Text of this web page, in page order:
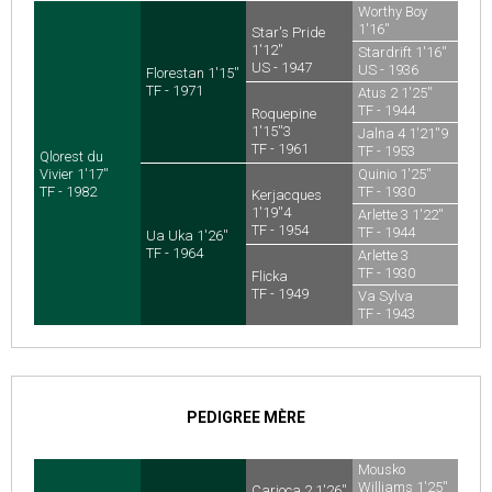
Qlorest du
Vivier 1'17''
TF - 1982
Florestan 1'15''
TF - 1971
Ua Uka 1'26''
TF - 1964
Star's Pride
1'12''
US - 1947
Roquepine
1'15''3
TF - 1961
Kerjacques
1'19''4
TF - 1954
Flicka
TF - 1949
Worthy Boy
1'16''
US - 1940
Stardrift 1'16''
US - 1936
Atus 2 1'25''
TF - 1944
Jalna 4 1'21''9
TF - 1953
Quinio 1'25''
TF - 1930
Arlette 3 1'22''
TF - 1944
Arlette 3
TF - 1930
Va Sylva
TF - 1943
PEDIGREE MÈRE
Mousko
Williams 1'25''